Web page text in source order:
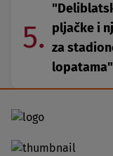
5. pljačke i
za
lopatama"